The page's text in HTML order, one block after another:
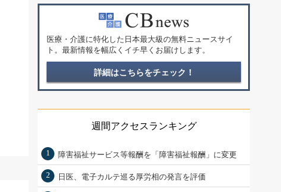
医療・介護に特化した日本最大級の無料ニュースサイ
ト。最新情報を幅広くイチ早くお届けします。
詳細はこちらをチェック！
週間アクセスランキング
1 障害福祉サービス等報酬を「障害福祉報酬」に変更
2 日医、電子カルテ巡る厚労相の発言を評価